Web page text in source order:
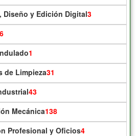
Diseño y Edición Digital3
1
de Limpieza31
43
Mecánica138
Profesional y Oficios4